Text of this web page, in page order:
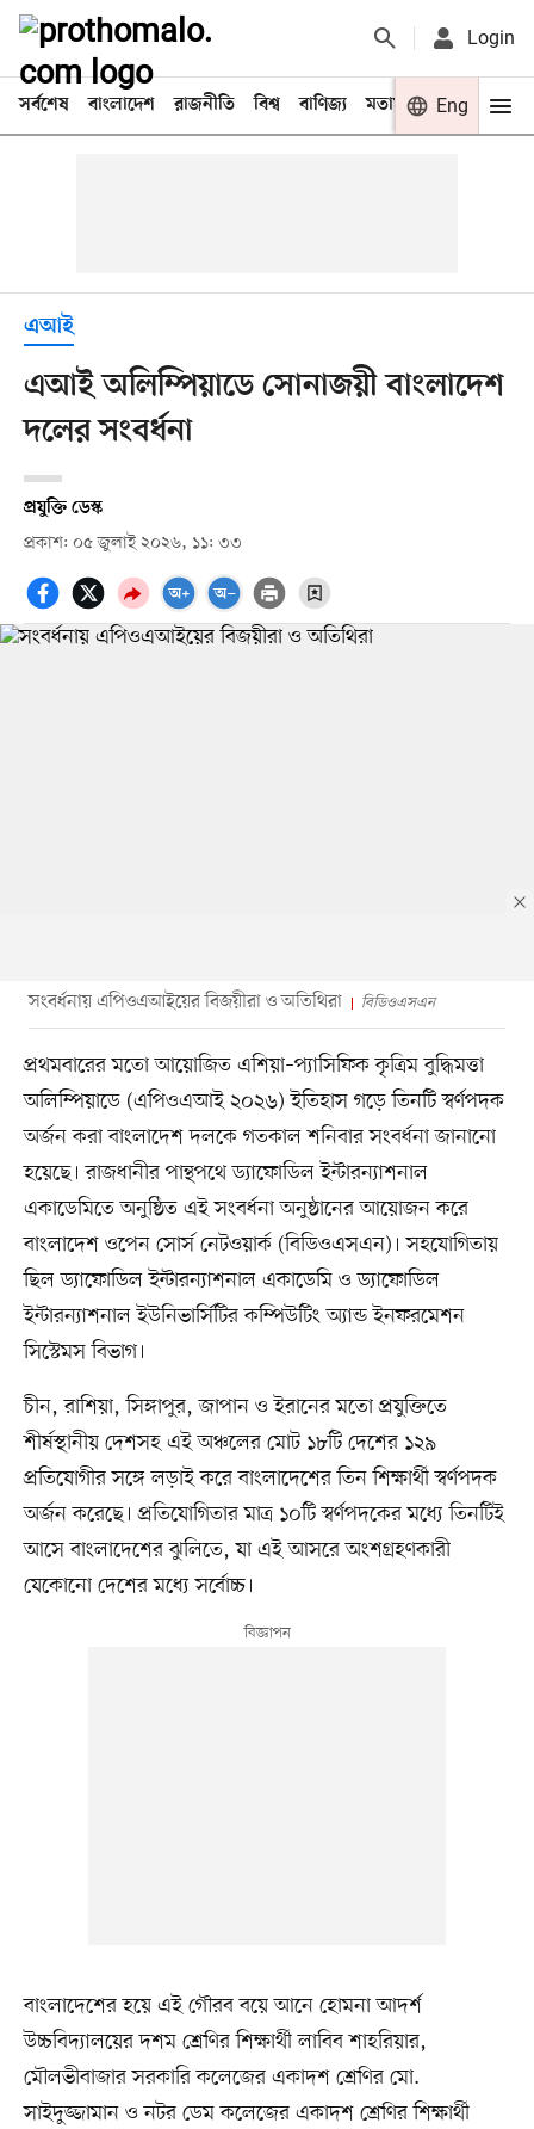
Login
সর্বশেষ বাংলাদেশ রাজনীতি বিশ্ব বাণিজ্য মতামত খেলা
Eng
এআই
এআই অলিম্পিয়াডে সোনাজয়ী বাংলাদেশ
দলের সংবর্ধনা
প্রযুক্তি ডেস্ক
প্রকাশ: ০৫ জুলাই ২০২৬, ১১: ৩৩
সংবর্ধনায় এপিওএআইয়ের বিজয়ীরা ও অতিথিরা বিডিওএসএন
প্রথমবারের মতো আয়োজিত এশিয়া–প্যাসিফিক কৃত্রিম বুদ্ধিমত্তা
অলিম্পিয়াডে (এপিওএআই ২০২৬) ইতিহাস গড়ে তিনটি স্বর্ণপদক
অর্জন করা বাংলাদেশ দলকে গতকাল শনিবার সংবর্ধনা জানানো
হয়েছে। রাজধানীর পান্থপথে ড্যাফোডিল ইন্টারন্যাশনাল
একাডেমিতে অনুষ্ঠিত এই সংবর্ধনা অনুষ্ঠানের আয়োজন করে
বাংলাদেশ ওপেন সোর্স নেটওয়ার্ক (বিডিওএসএন)। সহযোগিতায়
ছিল ড্যাফোডিল ইন্টারন্যাশনাল একাডেমি ও ড্যাফোডিল
ইন্টারন্যাশনাল ইউনিভার্সিটির কম্পিউটিং অ্যান্ড ইনফরমেশন
সিস্টেমস বিভাগ।
চীন, রাশিয়া, সিঙ্গাপুর, জাপান ও ইরানের মতো প্রযুক্তিতে
শীর্ষস্থানীয় দেশসহ এই অঞ্চলের মোট ১৮টি দেশের ১২৯
প্রতিযোগীর সঙ্গে লড়াই করে বাংলাদেশের তিন শিক্ষার্থী স্বর্ণপদক
অর্জন করেছে। প্রতিযোগিতার মাত্র ১০টি স্বর্ণপদকের মধ্যে তিনটিই
আসে বাংলাদেশের ঝুলিতে, যা এই আসরে অংশগ্রহণকারী
যেকোনো দেশের মধ্যে সর্বোচ্চ।
বাংলাদেশের হয়ে এই গৌরব বয়ে আনে হোমনা আদর্শ
উচ্চবিদ্যালয়ের দশম শ্রেণির শিক্ষার্থী লাবিব শাহরিয়ার,
মৌলভীবাজার সরকারি কলেজের একাদশ শ্রেণির মো.
সাইদুজ্জামান ও নটর ডেম কলেজের একাদশ শ্রেণির শিক্ষার্থী